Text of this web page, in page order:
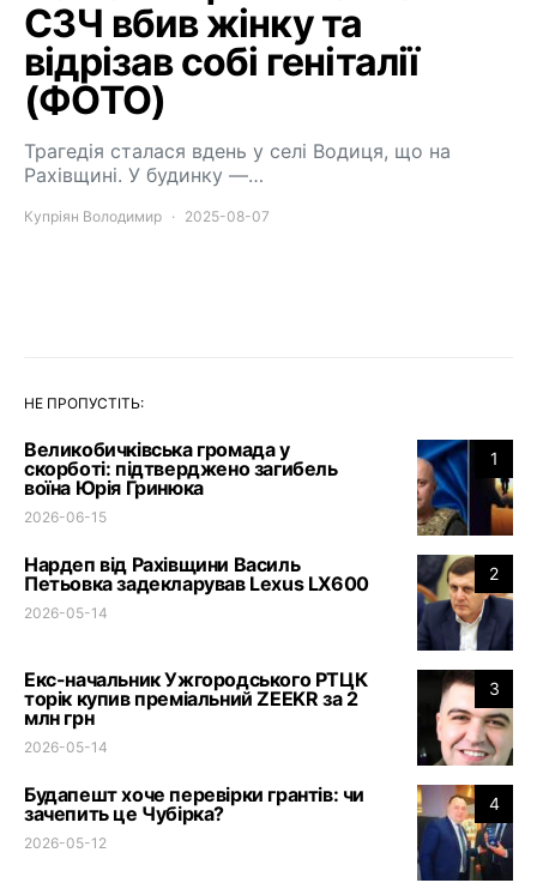
СЗЧ вбив жінку та
відрізав собі геніталії
(ФОТО)
Трагедія сталася вдень у селі Водиця, що на
Рахівщині. У будинку —…
Купріян Володимир 2025-08-07
НЕ ПРОПУСТІТЬ:
1
Великобичківська громада у
скорботі: підтверджено загибель
воїна Юрія Гринюка
2026-06-15
2
Нардеп від Рахівщини Василь
Петьовка задекларував Lexus LX600
2026-05-14
3
Екс-начальник Ужгородського РТЦК
торік купив преміальний ZEEKR за 2
млн грн
2026-05-14
4
Будапешт хоче перевірки грантів: чи
зачепить це Чубірка?
2026-05-12